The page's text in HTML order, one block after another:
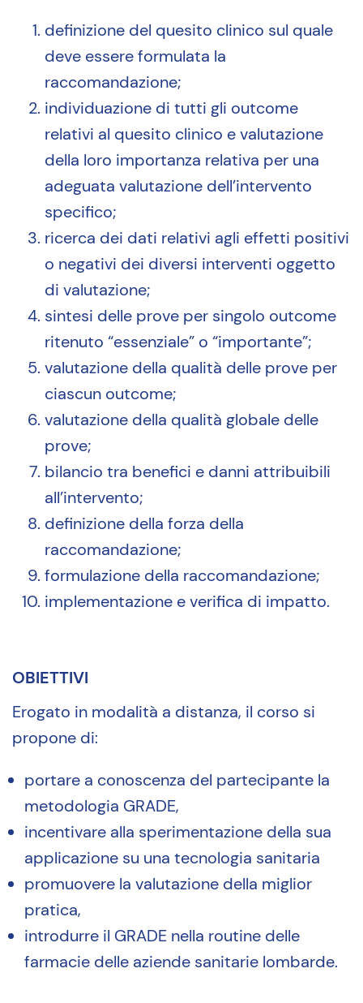
definizione del quesito clinico sul quale
deve essere formulata la
raccomandazione;
individuazione di tutti gli outcome
relativi al quesito clinico e valutazione
della loro importanza relativa per una
adeguata valutazione dell’intervento
specifico;
ricerca dei dati relativi agli effetti positivi
o negativi dei diversi interventi oggetto
di valutazione;
sintesi delle prove per singolo outcome
ritenuto “essenziale” o “importante”;
valutazione della qualità delle prove per
ciascun outcome;
valutazione della qualità globale delle
prove;
bilancio tra benefici e danni attribuibili
all’intervento;
definizione della forza della
raccomandazione;
formulazione della raccomandazione;
implementazione e verifica di impatto.
OBIETTIVI
Erogato in modalità a distanza, il corso si
propone di:
portare a conoscenza del partecipante la
metodologia GRADE,
incentivare alla sperimentazione della sua
applicazione su una tecnologia sanitaria
promuovere la valutazione della miglior
pratica,
introdurre il GRADE nella routine delle
farmacie delle aziende sanitarie lombarde.